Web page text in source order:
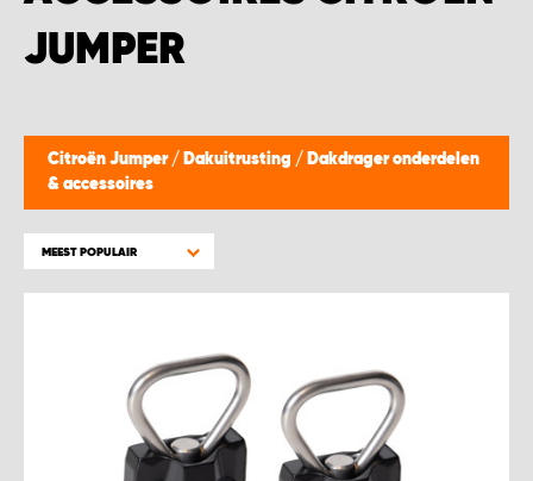
JUMPER
Citroën Jumper / Dakuitrusting / Dakdrager onderdelen
& accessoires
MEEST POPULAIR
WORK SYSTEM BEST
WORK SYSTEM EVERDINGEN
WORK SYSTEM GORREDIJK
WORK SYSTEM GRONINGEN
WORK SYSTEM HARMELEN
WORK SYSTEM HARTWERD